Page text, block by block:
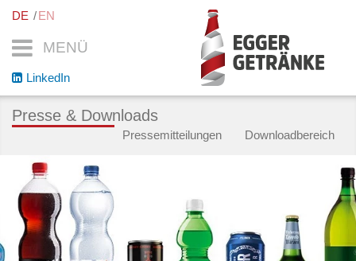
MENÜ
DE EN
LinkedIn
Presse & Downloads
Pressemitteilungen Downloadbereich